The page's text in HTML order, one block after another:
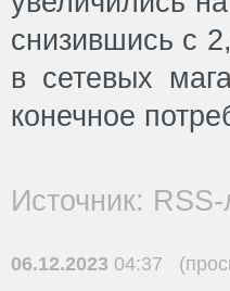
снизившись с
в сетевых
конечное
Источник:
06.12.2023 04:37